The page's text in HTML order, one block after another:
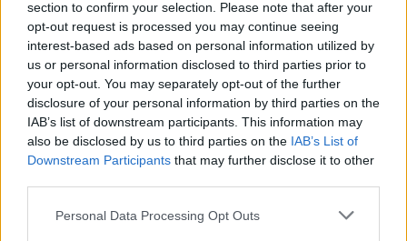
section to confirm your selection. Please note that after your
opt-out request is processed you may continue seeing
interest-based ads based on personal information utilized by
us or personal information disclosed to third parties prior to
your opt-out. You may separately opt-out of the further
disclosure of your personal information by third parties on the
IAB’s list of downstream participants. This information may
also be disclosed by us to third parties on the IAB’s List of
Downstream Participants that may further disclose it to other
Personal Data Processing Opt Outs